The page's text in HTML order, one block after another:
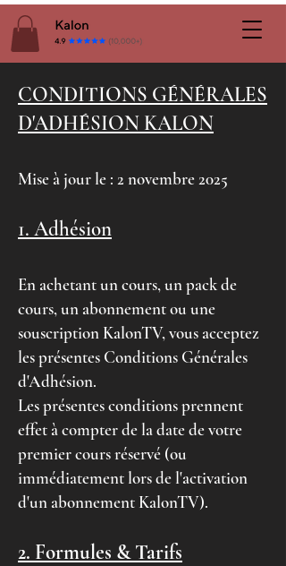
CONDITIONS GÉNÉRALES
D'ADHÉSION KALON
Mise à jour le : 2 novembre 2025
1. Adhésion
En achetant un cours, un pack de
cours, un abonnement ou une
souscription KalonTV, vous acceptez
les présentes Conditions Générales
d'Adhésion.
Les présentes conditions prennent
effet à compter de la date de votre
premier cours réservé (ou
immédiatement lors de l'activation
d'un abonnement KalonTV).
2. Formules & Tarifs